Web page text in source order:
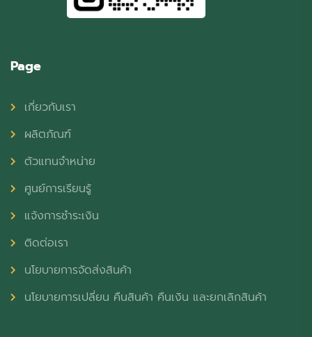
Page
เกี่ยวกับเรา
ผลิตภัณฑ์
ตัวแทนจำหน่าย
ศูนย์การเรียนรู้
แจ้งการชำระเงิน
ติดต่อเรา
นโยบายการจัดส่งสินค้า
นโยบายการเปลี่ยน คืนสินค้า คืนเงิน และยกเลิกสินค้า